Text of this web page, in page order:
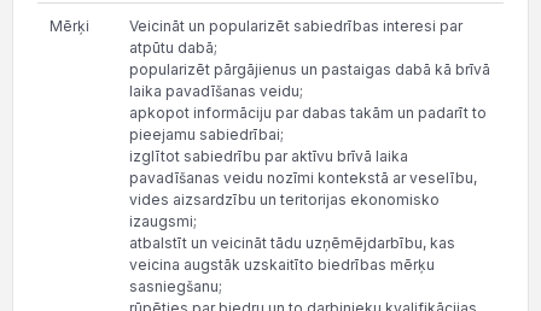
Mērķi
Veicināt un popularizēt sabiedrības interesi par
atpūtu dabā;
popularizēt pārgājienus un pastaigas dabā kā brīvā
laika pavadīšanas veidu;
apkopot informāciju par dabas takām un padarīt to
pieejamu sabiedrībai;
izglītot sabiedrību par aktīvu brīvā laika
pavadīšanas veidu nozīmi kontekstā ar veselību,
vides aizsardzību un teritorijas ekonomisko
izaugsmi;
atbalstīt un veicināt tādu uzņēmējdarbību, kas
veicina augstāk uzskaitīto biedrības mērķu
sasniegšanu;